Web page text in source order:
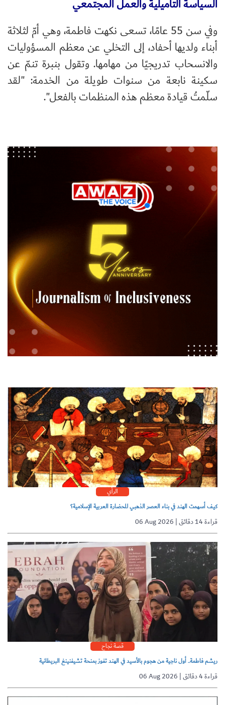
الرأي
كيف أسهمت الهند في بناء العصر الذهبي للحضارة العربية الإسلامية؟
06 Aug 2026 | قراءة 14 دقائق
قصة نجاح
ريشم فاطمة.. أول ناجية من هجوم بالأسيد في الهند تفوز بمنحة تشيفنينغ البريطانية
06 Aug 2026 | قراءة 4 دقائق
السياسة التاميلية والعمل المجتمعي
وفي سن 55 عامًا، تسعى نكهت فاطمة، وهي أمّ لثلاثة
أبناء ولديها أحفاد، إلى التخلي عن معظم المسؤوليات
والانسحاب تدريجيًا من مهامها. وتقول بنبرة تنمّ عن
سكينة نابعة من سنوات طويلة من الخدمة: "لقد
سلّمتُ قيادة معظم هذه المنظمات بالفعل".